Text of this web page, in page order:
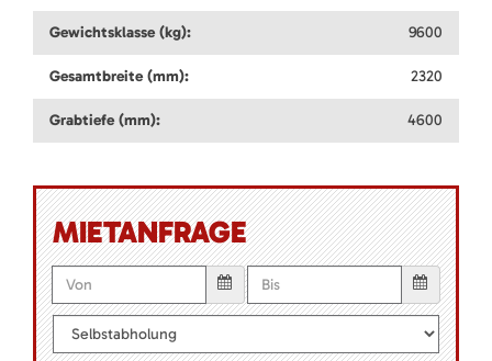
Gewichtsklasse (kg): 9600
Gesamtbreite (mm): 2320
Grabtiefe (mm): 4600
MIETANFRAGE